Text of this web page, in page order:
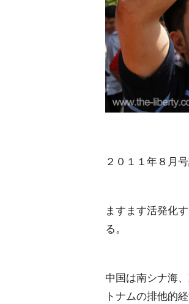
２０１１年８月
ますます活発化
る。
中国は南シナ海
トナムの排他的